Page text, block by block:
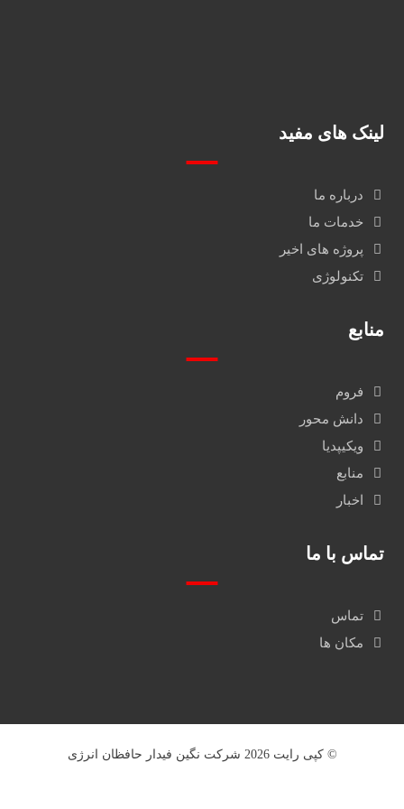
لینک های مفید
درباره ما
خدمات ما
پروژه های اخیر
تکنولوژی
منابع
فروم
دانش محور
ویکیپدیا
منابع
اخبار
تماس با ما
تماس
مکان ها
© کپی رایت 2026 شرکت نگین فیدار حافظان انرژی